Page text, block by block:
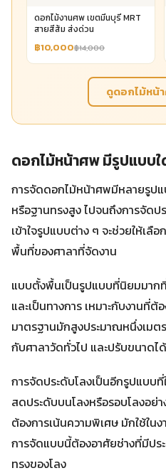
ดอกไม้งานศพ เขตมีนบุรี MRT
สายสีส้ม ส่งด่วน
฿10,000฿14,000
ดูดอกไม้หน้
ดอกไม้หน้าศพ มีรูปแบบใ
การจัดดอกไม้หน้าศพมีหลายรูป
หรือฐานทรงสูง ไปจนถึงการจัดป
เข้าใจรูปแบบต่าง ๆ จะช่วยให้เลื
พื้นที่ของศาลาที่จัดงาน
แบบตั้งพื้นเป็นรูปแบบที่นิยมมากที่
และเป็นทางการ เหมาะกับงานที่
มาตรฐานมักสูงประมาณหนึ่งเม
กับศาลาวัดทั่วไป และปรับขนาดไ
การจัดประดับโลงเป็นอีกรูปแบบ
สดประดับบนโลงหรือรอบโลงอย่
ต้องการเน้นความพิเศษ มักใช้ใน
การจัดแบบนี้ต้องอาศัยช่างที่มีป
ทรงของโลง